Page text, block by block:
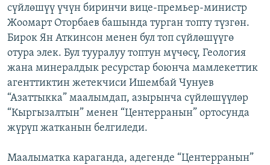
сүйлөшүү үчүн биринчи вице-премьер-министр
Жоомарт Оторбаев башында турган топту түзгөн.
Бирок Ян Аткинсон менен бул топ сүйлөшүүгө
отура элек. Бул тууралуу топтун мүчөсү, Геология
жана минералдык ресурстар боюнча мамлекеттик
агенттиктин жетекчиси Ишембай Чунуев
“Азаттыкка” маалымдап, азырынча сүйлөшүүлөр
“Кыргызалтын” менен “Центерранын” ортосунда
жүрүп жатканын белгиледи.
Маалыматка караганда, адегенде “Центерранын”